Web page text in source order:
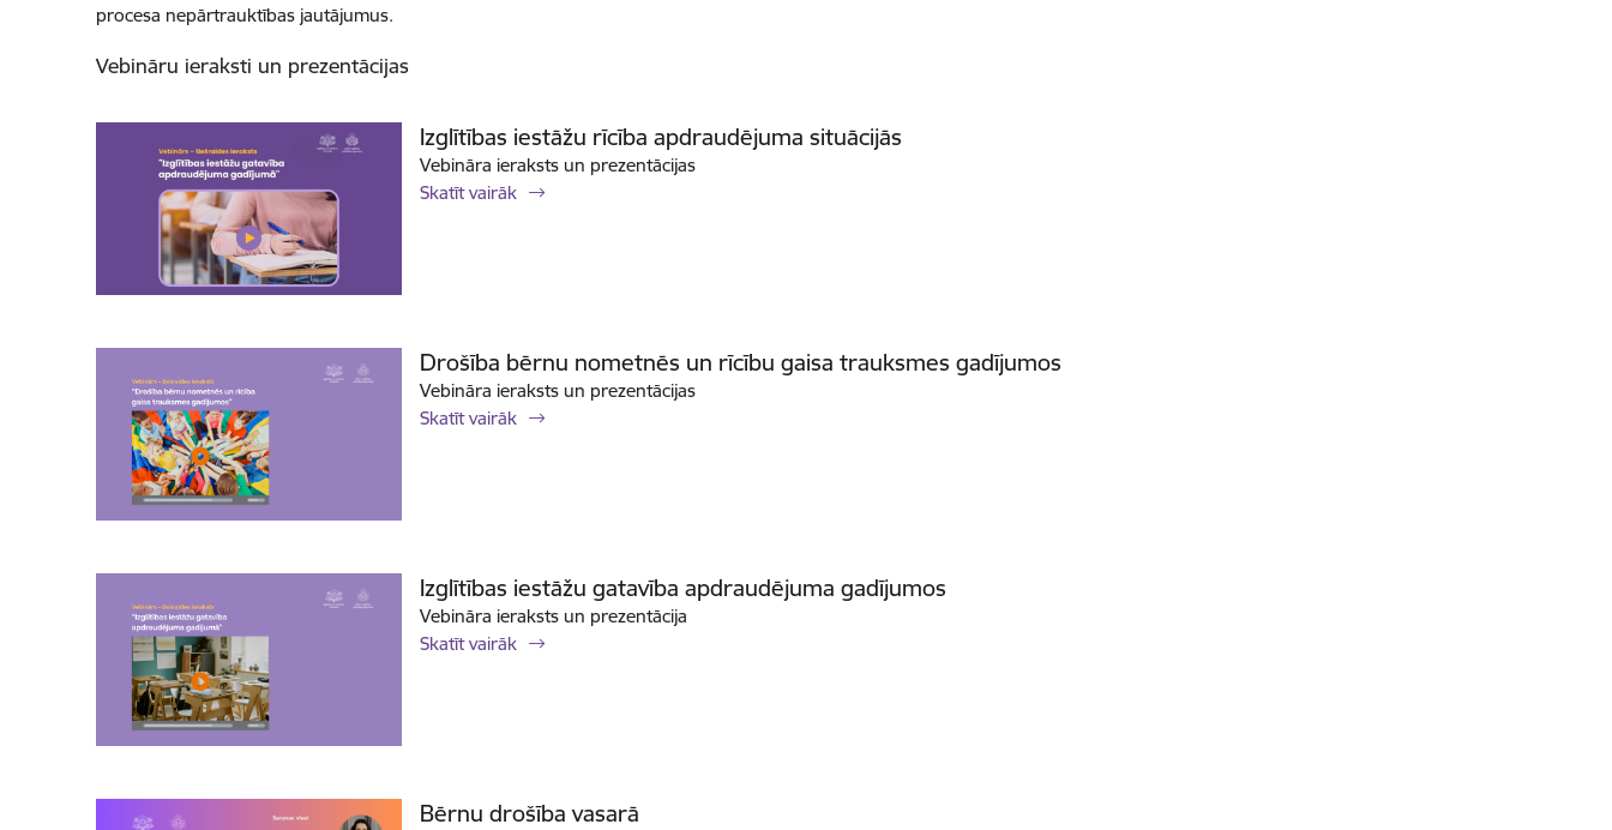
procesa nepārtrauktības jautājumus.
Vebināru ieraksti un prezentācijas
Izglītības iestāžu rīcība apdraudējuma situācijās
Vebināra ieraksts un prezentācijas
Skatīt vairāk
Drošība bērnu nometnēs un rīcību gaisa trauksmes gadījumos
Vebināra ieraksts un prezentācijas
Skatīt vairāk
Izglītības iestāžu gatavība apdraudējuma gadījumos
Vebināra ieraksts un prezentācija
Skatīt vairāk
Bērnu drošība vasarā